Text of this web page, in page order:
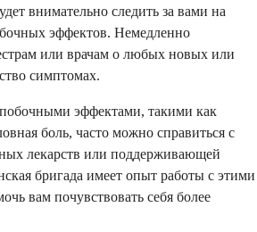
внимательно следить за вами на
эффектов. Немедленно
или врачам о любых новых или
симптомах.
эффектами, такими как
боль, часто можно справиться с
лекарств или поддерживающей
бригада имеет опыт работы с этими
вам почувствовать себя более